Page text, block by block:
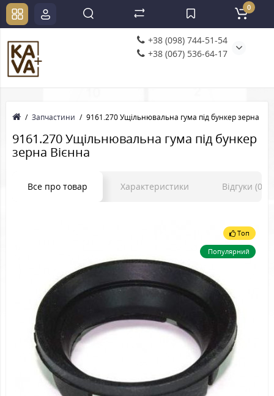
+38 (098) 744-51-54
+38 (067) 536-64-17
0
Запчастини 9161.270 Ущільнювальна гума під бункер зерна
9161.270 Ущільнювальна гума під бункер
зерна Вієнна
Все про товар Характеристики Відгуки (0)
Топ
Популярний